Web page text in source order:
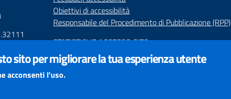
Obiettivi di accessibilità
Responsabile del Procedimento di Pubblicazione (RPP)
STATISTICHE ACCESSO SITO
SEGNALAZIONI relative ai CONTENUTI DEL SITO
redazione@provincia.perugia.it
sito per migliorare la tua esperienza utente
acconsenti l'uso.